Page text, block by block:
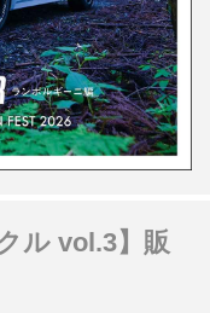
ル vol.3】販